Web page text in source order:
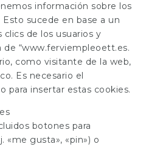
información sobre los
sucede en base a un
de los usuarios y
“www.ferviempleoett.es.
como visitante de la web,
Es necesario el
para insertar estas cookies.
botones para
«me gusta», «pin») o